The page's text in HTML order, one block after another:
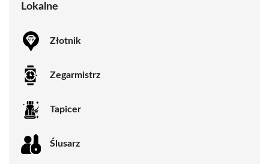
Lokalne
Złotnik
Zegarmistrz
Tapicer
Ślusarz